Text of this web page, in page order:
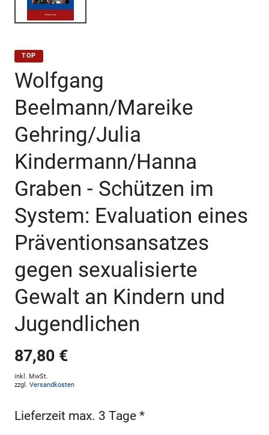
TOP
Wolfgang
Beelmann/Mareike
Gehring/Julia
Kindermann/Hanna
Graben - Schützen im
System: Evaluation eines
Präventionsansatzes
gegen sexualisierte
Gewalt an Kindern und
Jugendlichen
87,80 €
inkl. MwSt.
zzgl. Versandkosten
Lieferzeit max. 3 Tage *